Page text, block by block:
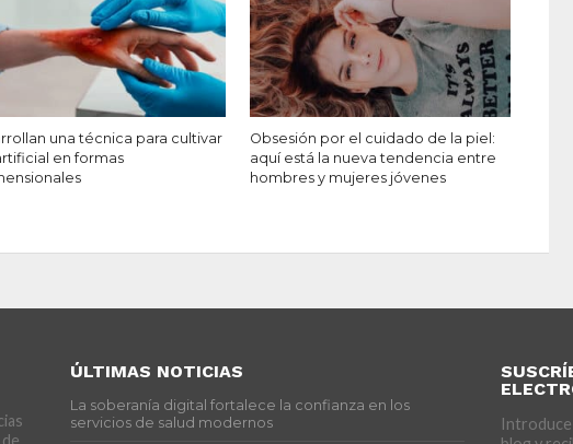
una técnica para cultivar
en formas
Obsesión por el cuidado de la piel:
aquí está la nueva tendencia entre
hombres y mujeres jóvenes
ÚLTIMAS NOTICIAS
La soberanía digital fortalece la confianza en los
servicios de salud modernos